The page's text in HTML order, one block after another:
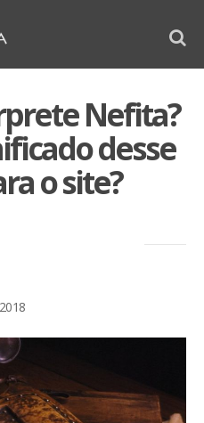
Nefita?
desse
o site?